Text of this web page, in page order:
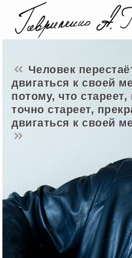
Человек
двигаться к своей
потому, что стареет,
точно стареет,
двигаться к своей